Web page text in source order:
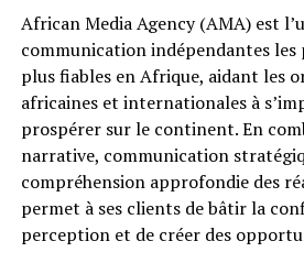
African Media Agency (AMA) est
communication indépendantes les
plus fiables en Afrique, aidant les
africaines et internationales à
prospérer sur le continent. En
narrative, communication
compréhension approfondie des
permet à ses clients de bâtir la
perception et de créer des